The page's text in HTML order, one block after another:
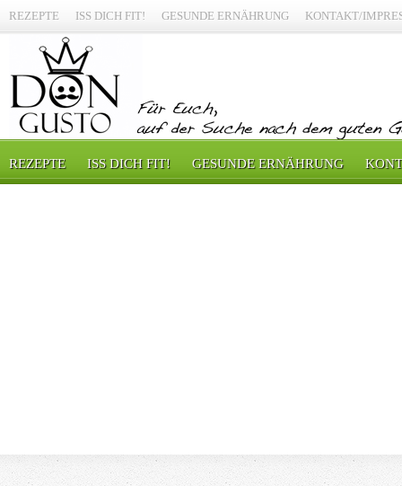
REZEPTE ISS DICH FIT! GESUNDE ERNÄHRUNG KONTAKT/
REZEPTE ISS DICH FIT! GESUNDE ERNÄHRUNG